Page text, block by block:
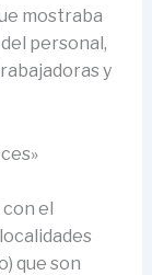
mostraba
personal,
y
el
que son